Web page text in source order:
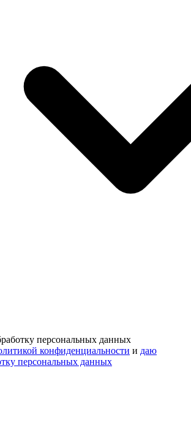
персональных данных
конфиденциальности и даю
персональных данных